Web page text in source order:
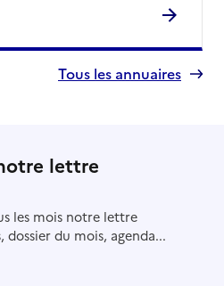
Tous les annuaires
lettre
les mois notre lettre
du mois, agenda...